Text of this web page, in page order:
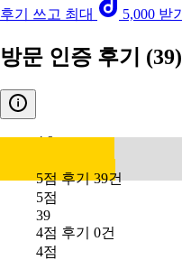
후기 쓰고 최대 5,000 받기
방문 인증 후기 (39)
4.9
5점 후기 39건
5점
39
4점 후기 0건
4점